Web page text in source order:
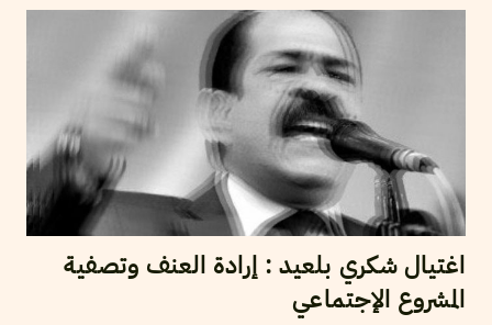
اغتيال شكري بلعيد : إرادة العنف وتصفية
المشروع الإجتماعي